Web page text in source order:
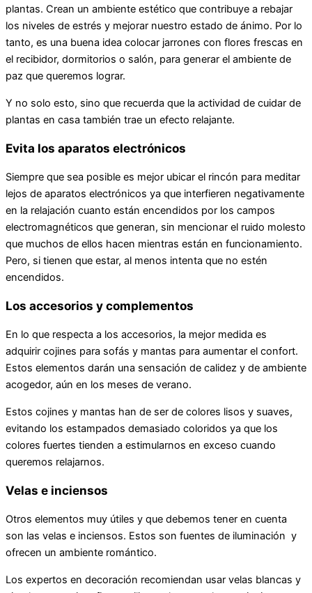
plantas. Crean un ambiente estético que contribuye a rebajar
los niveles de estrés y mejorar nuestro estado de ánimo. Por lo
tanto, es una buena idea colocar jarrones con flores frescas en
el recibidor, dormitorios o salón, para generar el ambiente de
paz que queremos lograr.
Y no solo esto, sino que recuerda que la actividad de cuidar de
plantas en casa también trae un efecto relajante.
Evita los aparatos electrónicos
Siempre que sea posible es mejor ubicar el rincón para meditar
lejos de aparatos electrónicos ya que interfieren negativamente
en la relajación cuanto están encendidos por los campos
electromagnéticos que generan, sin mencionar el ruido molesto
que muchos de ellos hacen mientras están en funcionamiento.
Pero, si tienen que estar, al menos intenta que no estén
encendidos.
Los accesorios y complementos
En lo que respecta a los accesorios, la mejor medida es
adquirir cojines para sofás y mantas para aumentar el confort.
Estos elementos darán una sensación de calidez y de ambiente
acogedor, aún en los meses de verano.
Estos cojines y mantas han de ser de colores lisos y suaves,
evitando los estampados demasiado coloridos ya que los
colores fuertes tienden a estimularnos en exceso cuando
queremos relajarnos.
Velas e inciensos
Otros elementos muy útiles y que debemos tener en cuenta
son las velas e inciensos. Estos son fuentes de iluminación y
ofrecen un ambiente romántico.
Los expertos en decoración recomiendan usar velas blancas y